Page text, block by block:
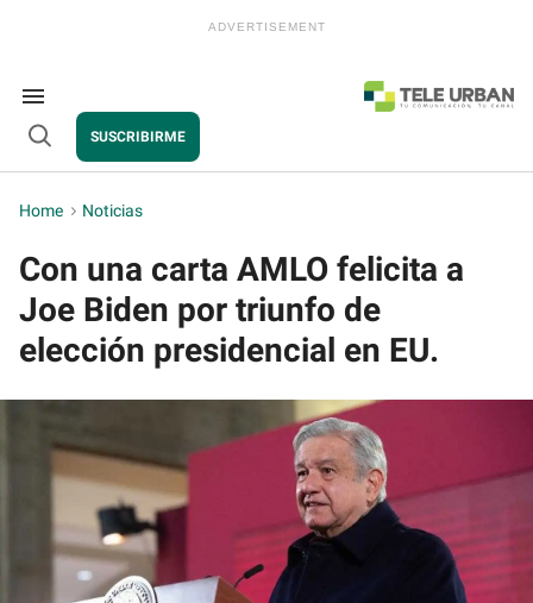
Search
&
Section
Navigation
Open
SUSCRIBIRME
Home > Noticias
Con una carta AMLO felicita a
Joe Biden por triunfo de
elección presidencial en EU.